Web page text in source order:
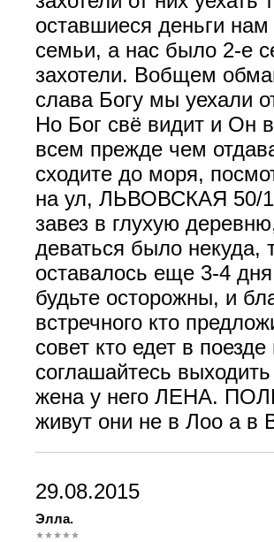
оставшиеся деньги
семьи, а нас было 2-е
захотели. Вобщем
слава Богу мы уехали
Но Бог свё видит и Он
всем прежде чем
сходите до моря,
на ул, ЛЬВОВСКАЯ 50/1
завез в глухую
деваться было некуда,
оставалось еще 3-4
будьте осторожны, и
встречного кто
совет кто едет в
соглашайтесь
жена у него ЛЕНА.
живут они не в Лоо а
29.08.2015
Элла.